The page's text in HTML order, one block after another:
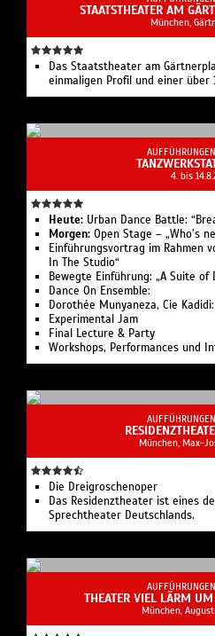
Union für Forschung und
DANCE ON ist ein Projekt von
gefördert vom Beauftragten
Kultur und Medien.
25-35 EUR / 20 EUR ermäßigt
Barrierefrei
Einführungsvortrag von
19.00 Uhr
Bewegte Einführung mit
August 19.50 Uhr
STAATSTHEATER AM
München,
Das Staatstheater am
einmaligen Profil und einer über
4. bis
Heute: Urban Dance Battle:
Morgen: Open Stage – „Who’s
Einführungsvortrag im Rahmen
In The Studio“
Bewegte Einführung: „A Suite of
Dance On Ensemble:
Dorothée Munyaneza, Cie
Experimental Jam
Final Lecture & Party
Workshops, Performances und
München, Max-
Die Dreigroschenoper
Das Residenztheater ist eines
Sprechtheater Deutschlands.
THEATER VIEL LÄRM
München,